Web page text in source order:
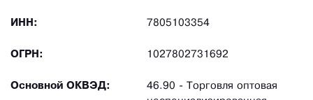
ИНН: 7805103354
ОГРН: 1027802731692
Основной ОКВЭД:
46.90 - Торговля оптовая